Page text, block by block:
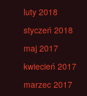
luty 2018
styczeń 2018
maj 2017
kwiecień 2017
marzec 2017